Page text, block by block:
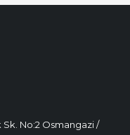
No:2 Osmangazi /